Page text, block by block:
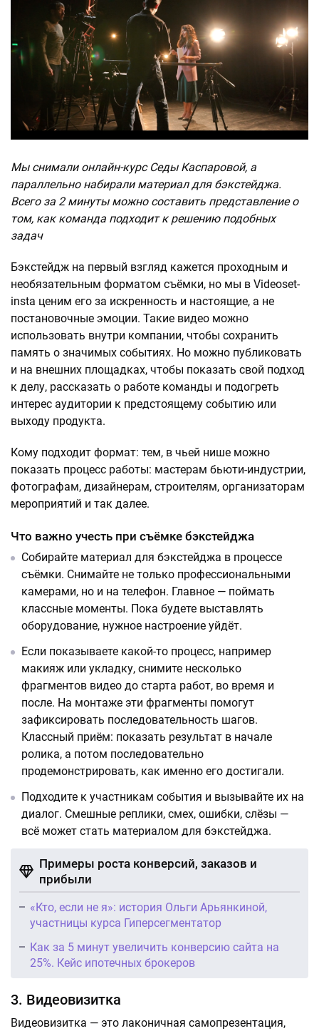
Мы снимали онлайн-курс Седы Каспаровой, а
параллельно набирали материал для бэкстейджа.
Всего за 2 минуты можно составить представление о
том, как команда подходит к решению подобных
задач
Бэкстейдж на первый взгляд кажется проходным и
необязательным форматом съёмки, но мы в Videoset-
insta ценим его за искренность и настоящие, а не
постановочные эмоции. Такие видео можно
использовать внутри компании, чтобы сохранить
память о значимых событиях. Но можно публиковать
и на внешних площадках, чтобы показать свой подход
к делу, рассказать о работе команды и подогреть
интерес аудитории к предстоящему событию или
выходу продукта.
Кому подходит формат: тем, в чьей нише можно
показать процесс работы: мастерам бьюти-индустрии,
фотографам, дизайнерам, строителям, организаторам
мероприятий и так далее.
Что важно учесть при съёмке бэкстейджа
Собирайте материал для бэкстейджа в процессе
съёмки. Снимайте не только профессиональными
камерами, но и на телефон. Главное — поймать
классные моменты. Пока будете выставлять
оборудование, нужное настроение уйдёт.
Если показываете какой-то процесс, например
макияж или укладку, снимите несколько
фрагментов видео до старта работ, во время и
после. На монтаже эти фрагменты помогут
зафиксировать последовательность шагов.
Классный приём: показать результат в начале
ролика, а потом последовательно
продемонстрировать, как именно его достигали.
Подходите к участникам события и вызывайте их на
диалог. Смешные реплики, смех, ошибки, слёзы —
всё может стать материалом для бэкстейджа.
Примеры роста конверсий, заказов и
прибыли
«Кто, если не я»: история Ольги Арьянкиной,
участницы курса Гиперсегментатор
Как за 5 минут увеличить конверсию сайта на
25%. Кейс ипотечных брокеров
3. Видеовизитка
Видеовизитка — это лаконичная самопрезентация,